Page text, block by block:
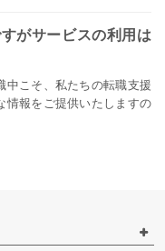
がサービスの利用は
中こそ、私たちの転職支援
情報をご提供いたしますの